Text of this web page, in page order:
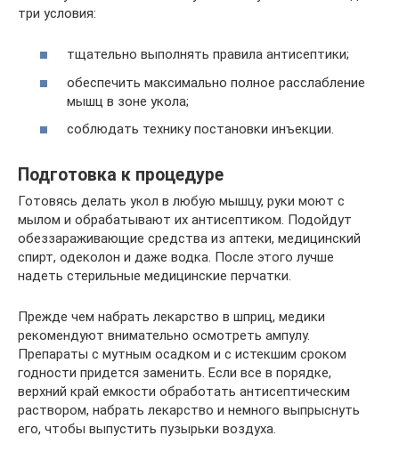
три условия:
тщательно выполнять правила антисептики;
обеспечить максимально полное расслабление
мышц в зоне укола;
соблюдать технику постановки инъекции.
Подготовка к процедуре
Готовясь делать укол в любую мышцу, руки моют с
мылом и обрабатывают их антисептиком. Подойдут
обеззараживающие средства из аптеки, медицинский
спирт, одеколон и даже водка. После этого лучше
надеть стерильные медицинские перчатки.
Прежде чем набрать лекарство в шприц, медики
рекомендуют внимательно осмотреть ампулу.
Препараты с мутным осадком и с истекшим сроком
годности придется заменить. Если все в порядке,
верхний край емкости обработать антисептическим
раствором, набрать лекарство и немного выпрыснуть
его, чтобы выпустить пузырьки воздуха.